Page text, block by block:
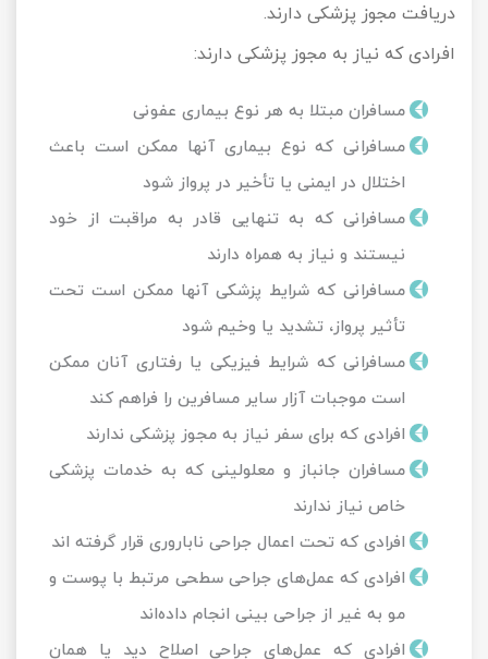
دریافت مجوز پزشکی دارند.
افرادی که نیاز به مجوز پزشکی دارند:
مسافران مبتلا به هر نوع بیماری عفونی
مسافرانی که نوع بیماری آنها ممکن است باعث
اختلال در ایمنی یا تأخیر در پرواز شود
مسافرانی که به تنهایی قادر به مراقبت از خود
نیستند و نیاز به همراه دارند
مسافرانی که شرایط پزشکی آنها ممکن است تحت
تأثیر پرواز، تشدید یا وخیم شود
مسافرانی که شرایط فیزیکی یا رفتاری آنان ممکن
است موجبات آزار سایر مسافرین را فراهم کند
افرادی که برای سفر نیاز به مجوز پزشکی ندارند
مسافران جانباز و معلولینی که به خدمات پزشکی
خاص نیاز ندارند
افرادی که تحت اعمال جراحی ناباروری قرار گرفته اند
افرادی که عمل‌های جراحی سطحی مرتبط با پوست و
مو به غیر از جراحی بینی انجام داده‌اند
افرادی که عمل‌های جراحی اصلاح دید یا همان